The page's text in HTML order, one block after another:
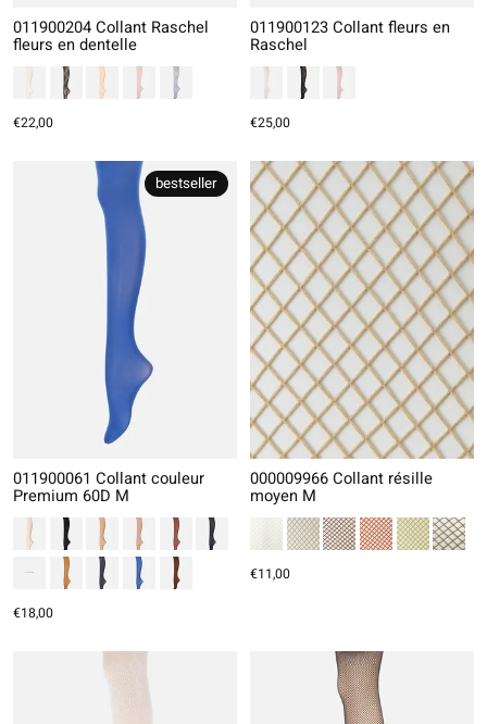
011900204 Collant Raschel
fleurs en dentelle
€22,00
011900123 Collant fleurs en
Raschel
€25,00
bestseller
011900061 Collant couleur
Premium 60D M
€18,00
000009966 Collant résille
moyen M
€11,00